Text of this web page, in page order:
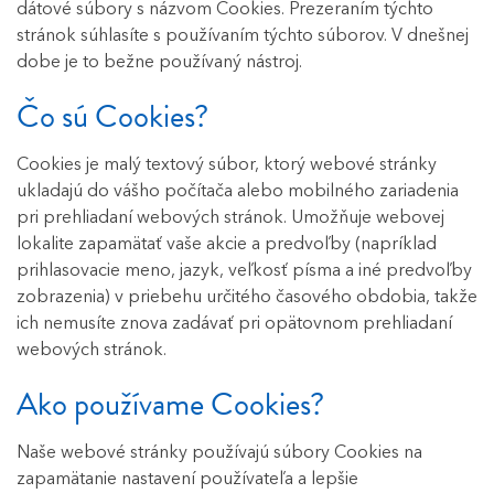
dátové súbory s názvom Cookies. Prezeraním týchto
stránok súhlasíte s používaním týchto súborov. V dnešnej
dobe je to bežne používaný nástroj.
Čo sú Cookies?
Cookies je malý textový súbor, ktorý webové stránky
ukladajú do vášho počítača alebo mobilného zariadenia
pri prehliadaní webových stránok. Umožňuje webovej
lokalite zapamätať vaše akcie a predvoľby (napríklad
prihlasovacie meno, jazyk, veľkosť písma a iné predvoľby
zobrazenia) v priebehu určitého časového obdobia, takže
ich nemusíte znova zadávať pri opätovnom prehliadaní
webových stránok.
Ako používame Cookies?
Naše webové stránky používajú súbory Cookies na
zapamätanie nastavení používateľa a lepšie